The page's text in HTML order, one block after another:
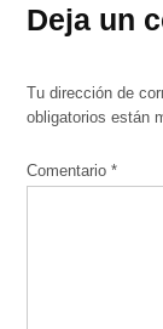
Deja un
Tu dirección de
obligatorios están
Comentario*